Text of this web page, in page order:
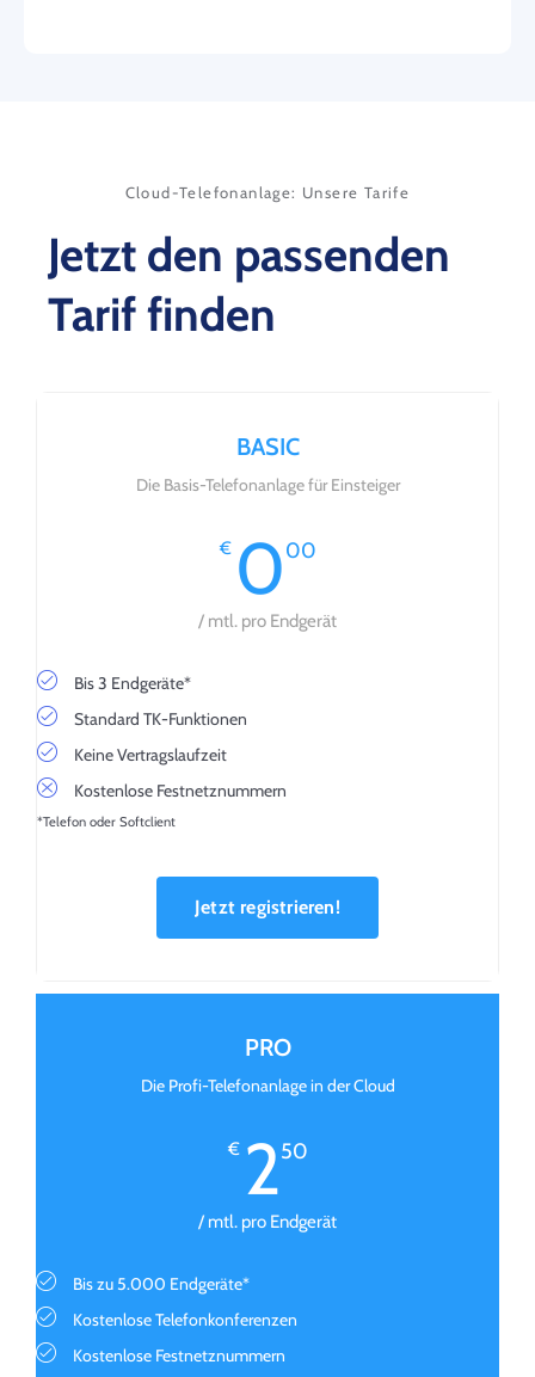
Cloud-Telefonanlage: Unsere Tarife
Jetzt den passenden
Tarif finden
BASIC
Die Basis-Telefonanlage für Einsteiger
€ 000
/ mtl. pro Endgerät
Bis 3 Endgeräte*
Standard TK-Funktionen
Keine Vertragslaufzeit
Kostenlose Festnetznummern
*Telefon oder Softclient
Jetzt registrieren!
PRO
Die Profi-Telefonanlage in der Cloud
€ 250
/ mtl. pro Endgerät
Bis zu 5.000 Endgeräte*
Kostenlose Telefonkonferenzen
Kostenlose Festnetznummern